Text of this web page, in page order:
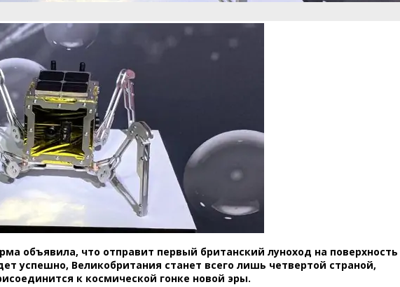
объявила, что отправит первый британский луноход на поверхность
успешно, Великобритания станет всего лишь четвертой страной,
к космической гонке новой эры.